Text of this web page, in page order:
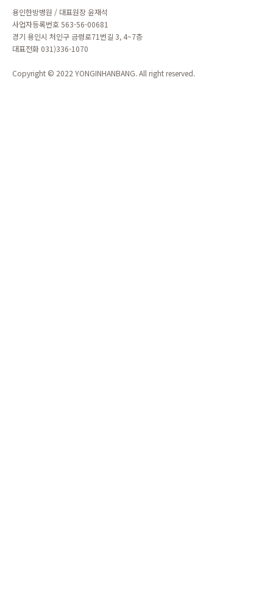
용인한방병원 / 대표원장 윤재석
사업자등록번호 563-56-00681
경기 용인시 처인구 금령로71번길 3, 4~7층
대표전화 031)336-1070
Copyright © 2022 YONGINHANBANG. All right reserved.